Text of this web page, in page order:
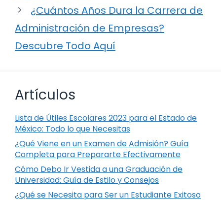
¿Cuántos Años Dura la Carrera de
Administración de Empresas?
Descubre Todo Aquí
Artículos
Lista de Útiles Escolares 2023 para el Estado de
México: Todo lo que Necesitas
¿Qué Viene en un Examen de Admisión? Guía
Completa para Prepararte Efectivamente
Cómo Debo Ir Vestida a una Graduación de
Universidad: Guía de Estilo y Consejos
¿Qué se Necesita para Ser un Estudiante Exitoso